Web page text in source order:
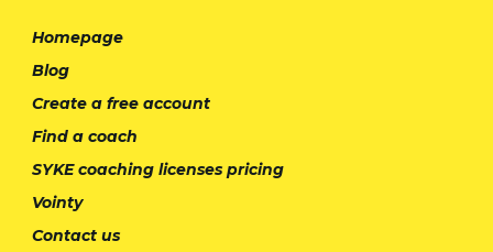
Homepage
Blog
Create a free account
Find a coach
SYKE coaching licenses pricing
Vointy
Contact us